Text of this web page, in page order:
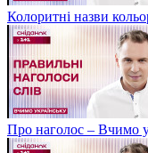
Колоритні назви
Про наголос – Вчимо